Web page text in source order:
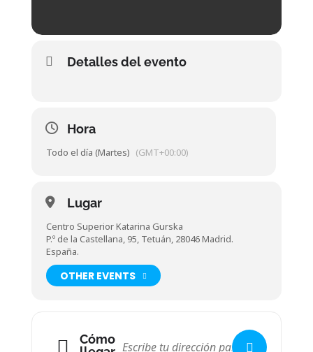
Detalles del evento
Hora
Todo el día (Martes) (GMT+00:00)
Lugar
Centro Superior Katarina Gurska
P.º de la Castellana, 95, Tetuán, 28046 Madrid.
España.
OTHER EVENTS
Cómo